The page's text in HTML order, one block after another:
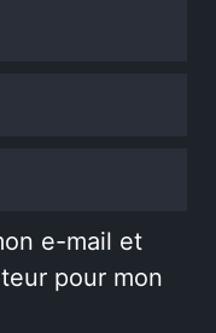
e-mail et
pour mon